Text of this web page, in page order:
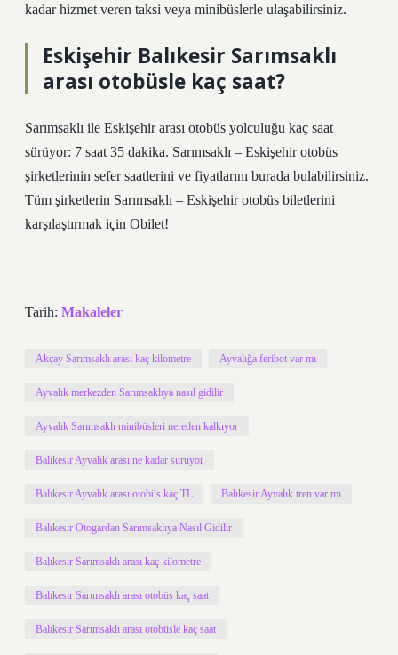
kadar hizmet veren taksi veya minibüslerle ulaşabilirsiniz.
Eskişehir Balıkesir Sarımsaklı
arası otobüsle kaç saat?
Sarımsaklı ile Eskişehir arası otobüs yolculuğu kaç saat
sürüyor: 7 saat 35 dakika. Sarımsaklı – Eskişehir otobüs
şirketlerinin sefer saatlerini ve fiyatlarını burada bulabilirsiniz.
Tüm şirketlerin Sarımsaklı – Eskişehir otobüs biletlerini
karşılaştırmak için Obilet!
Tarih: Makaleler
Akçay Sarımsaklı arası kaç kilometre Ayvalığa feribot var mı
Ayvalık merkezden Sarımsaklıya nasıl gidilir
Ayvalık Sarımsaklı minibüsleri nereden kalkıyor
Balıkesir Ayvalık arası ne kadar sürüyor
Balıkesir Ayvalık arası otobüs kaç TL Balıkesir Ayvalık tren var mı
Balıkesir Otogardan Sarımsaklıya Nasıl Gidilir
Balıkesir Sarımsaklı arası kaç kilometre
Balıkesir Sarımsaklı arası otobüs kaç saat
Balıkesir Sarımsaklı arası otobüsle kaç saat